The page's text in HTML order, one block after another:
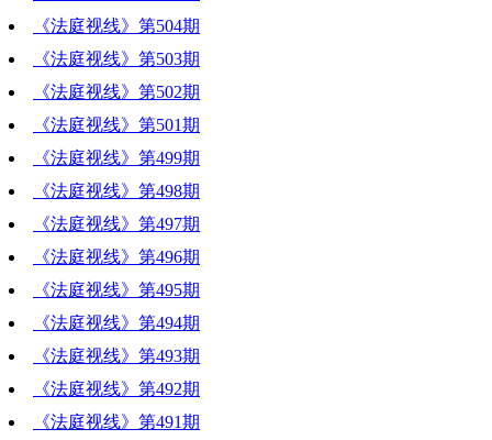
《法庭视线》第504期
《法庭视线》第503期
《法庭视线》第502期
《法庭视线》第501期
《法庭视线》第499期
《法庭视线》第498期
《法庭视线》第497期
《法庭视线》第496期
《法庭视线》第495期
《法庭视线》第494期
《法庭视线》第493期
《法庭视线》第492期
《法庭视线》第491期